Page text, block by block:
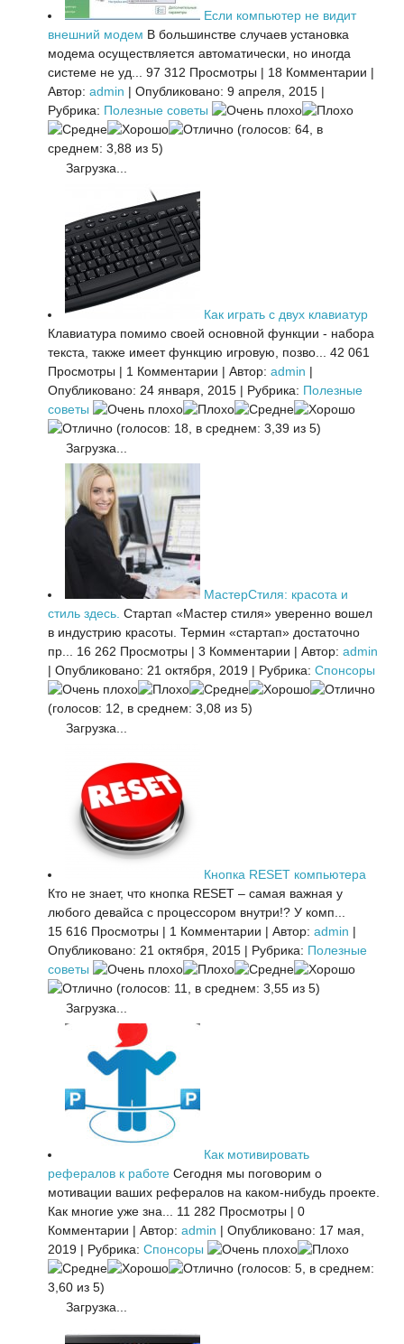
Если компьютер не видит
внешний модем В большинстве случаев установка
модема осуществляется автоматически, но иногда
системе не уд...
97 312 Просмотры | 18 Комментарии |
Автор: admin | Опубликовано: 9 апреля, 2015 |
Рубрика: Полезные советы
(голосов: 64, в
среднем: 3,88 из 5)
Загрузка...
Как играть с двух клавиатур
Клавиатура помимо своей основной функции - набора
текста, также имеет функцию игровую, позво...
42 061
Просмотры | 1 Комментарии | Автор: admin |
Опубликовано: 24 января, 2015 | Рубрика: Полезные
советы
(голосов: 18, в среднем: 3,39 из 5)
Загрузка...
МастерСтиля: красота и
стиль здесь. Стартап «Мастер стиля» уверенно вошел
в индустрию красоты. Термин «стартап» достаточно
пр...
16 262 Просмотры | 3 Комментарии | Автор: admin
| Опубликовано: 21 октября, 2019 | Рубрика: Спонсоры
(голосов: 12, в среднем: 3,08 из 5)
Загрузка...
Кнопка RESET компьютера
Кто не знает, что кнопка RESET – самая важная у
любого девайса с процессором внутри!? У комп...
15 616 Просмотры | 1 Комментарии | Автор: admin |
Опубликовано: 21 октября, 2015 | Рубрика: Полезные
советы
(голосов: 11, в среднем: 3,55 из 5)
Загрузка...
Как мотивировать
рефералов к работе Сегодня мы поговорим о
мотивации ваших рефералов на каком-нибудь проекте.
Как многие уже зна...
11 282 Просмотры | 0
Комментарии | Автор: admin | Опубликовано: 17 мая,
2019 | Рубрика: Спонсоры
(голосов: 5, в среднем:
3,60 из 5)
Загрузка...